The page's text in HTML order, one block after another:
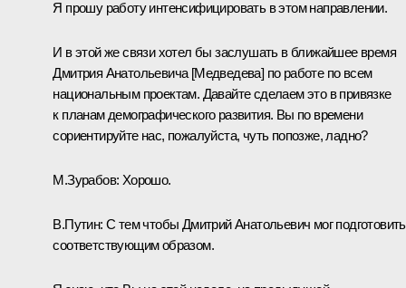
Я прошу работу интенсифицировать в этом направлении.
И в этой же связи хотел бы заслушать в ближайшее время
Дмитрия Анатольевича [Медведева] по работе по всем
национальным проектам. Давайте сделаем это в привязке
к планам демографического развития. Вы по времени
сориентируйте нас, пожалуйста, чуть попозже, ладно?
М.Зурабов: Хорошо.
В.Путин: С тем чтобы Дмитрий Анатольевич мог
соответствующим образом.